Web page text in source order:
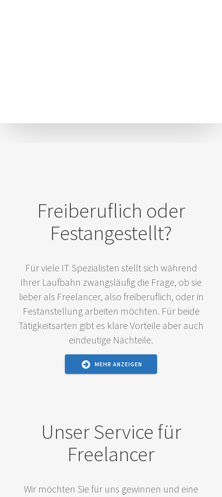
Freiberuflich oder
Festangestellt?
Für viele IT Spezialisten stellt sich während
Ihrer Laufbahn zwangsläufig die Frage, ob sie
lieber als Freelancer, also freiberuflich, oder in
Festanstellung arbeiten möchten. Für beide
Tätigkeitsarten gibt es klare Vorteile aber auch
eindeutige Nachteile.
MEHR ANZEIGEN
Unser Service für
Freelancer
Wir möchten Sie für uns gewinnen und eine